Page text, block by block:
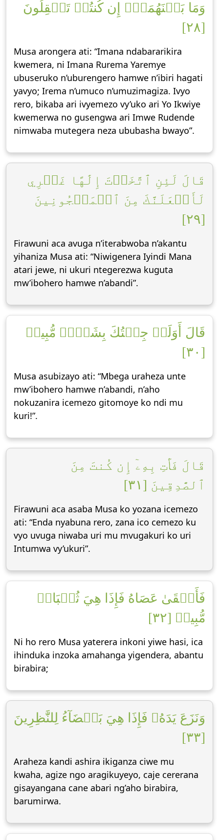
وَمَا بَيۡنَهُمَآۖ إِن كُنتُمۡ تَعۡقِلُونَ
[٢٨]
Musa arongera ati: “Imana ndabararikira
kwemera, ni Imana Rurema Yaremye
ubuseruko n’uburengero hamwe n’ibiri hagati
yavyo; Irema n’umuco n’umuzimagiza. Ivyo
rero, bikaba ari ivyemezo vy’uko ari Yo Ikwiye
kwemerwa no gusengwa ari Imwe Rudende
nimwaba mutegera neza ububasha bwayo”.
قَالَ لَئِنِ ٱتَّخَذۡتَ إِلَٰهًا غَيۡرِي
لَأَجۡعَلَنَّكَ مِنَ ٱلۡمَسۡجُونِينَ
[٢٩]
Firawuni aca avuga n’iterabwoba n’akantu
yihaniza Musa ati: “Niwigenera Iyindi Mana
atari jewe, ni ukuri ntegerezwa kuguta
mw’ibohero hamwe n’abandi”.
قَالَ أَوَلَوۡ جِئۡتُكَ بِشَيۡءٖ مُّبِينٖ
[٣٠]
Musa asubizayo ati: “Mbega uraheza unte
mw’ibohero hamwe n’abandi, n’aho
nokuzanira icemezo gitomoye ko ndi mu
kuri!”.
قَالَ فَأۡتِ بِهِۦٓ إِن كُنتَ مِنَ
ٱلصَّٰدِقِينَ [٣١]
Firawuni aca asaba Musa ko yozana icemezo
ati: “Enda nyabuna rero, zana ico cemezo ku
vyo uvuga niwaba uri mu mvugakuri ko uri
Intumwa vy’ukuri”.
فَأَلۡقَىٰ عَصَاهُ فَإِذَا هِيَ ثُعۡبَانٞ
مُّبِينٞ [٣٢]
Ni ho rero Musa yaterera inkoni yiwe hasi, ica
ihinduka inzoka amahanga yigendera, abantu
birabira;
وَنَزَعَ يَدَهُۥ فَإِذَا هِيَ بَيۡضَآءُ لِلنَّٰظِرِينَ
[٣٣]
Araheza kandi ashira ikiganza ciwe mu
kwaha, agize ngo aragikuyeyo, caje cererana
gisayangana cane abari ng’aho birabira,
barumirwa.